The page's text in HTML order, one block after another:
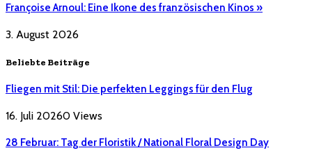
Françoise Arnoul: Eine Ikone des französischen Kinos »
3. August 2026
Beliebte Beiträge
Fliegen mit Stil: Die perfekten Leggings für den Flug
16. Juli 20260 Views
28 Februar: Tag der Floristik / National Floral Design Day